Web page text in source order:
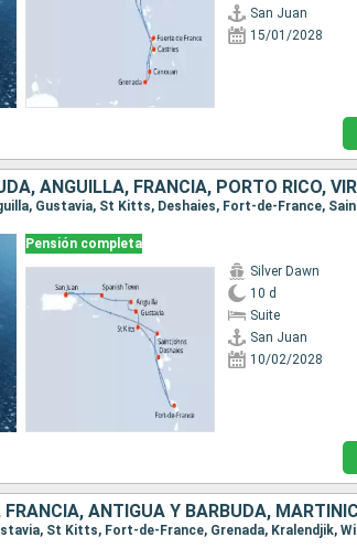
San Juan
15/01/2028
Pensión completa
Silver Dawn
10 d
Suite
San Juan
10/02/2028